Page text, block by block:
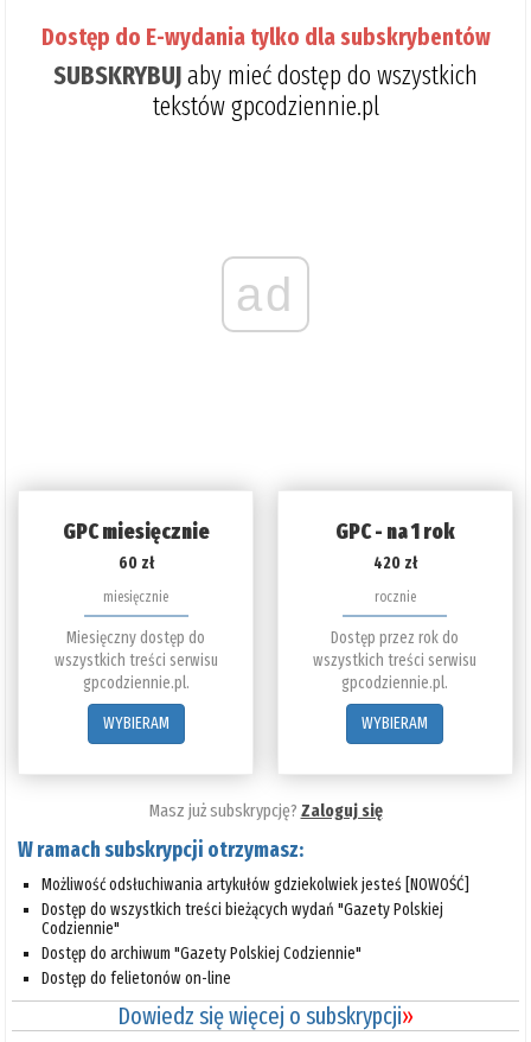
Dostęp do E-wydania tylko dla subskrybentów
SUBSKRYBUJaby mieć dostęp do wszystkich
tekstów gpcodziennie.pl
ad
GPC miesięcznie
60 zł
miesięcznie
Miesięczny dostęp do
wszystkich treści serwisu
gpcodziennie.pl.
WYBIERAM
GPC - na 1 rok
420 zł
rocznie
Dostęp przez rok do
wszystkich treści serwisu
gpcodziennie.pl.
WYBIERAM
Masz już subskrypcję? Zaloguj się
W ramach subskrypcji otrzymasz:
Możliwość odsłuchiwania artykułów gdziekolwiek jesteś [NOWOŚĆ]
Dostęp do wszystkich treści bieżących wydań "Gazety Polskiej
Codziennie"
Dostęp do archiwum "Gazety Polskiej Codziennie"
Dostęp do felietonów on-line
Dowiedz się więcej o subskrypcji»